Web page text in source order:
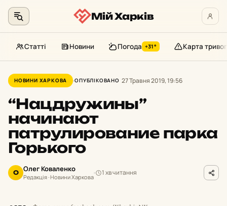
до
контенту
Мій Харків
Статті Новини Погода +31° Карта тривог
НОВИНИ ХАРКОВА ОПУБЛІКОВАНО 27 Травня 2019, 19:56
“Нацдружины”
начинают
патрулирование парка
Горького
О Олег Коваленко
Редакція · Новини Харкова
1 хв читання